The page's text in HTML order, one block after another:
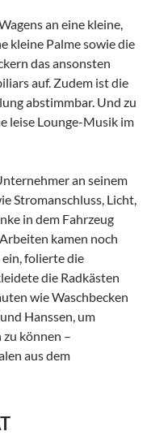
an eine kleine,
kleine Palme sowie die
das ansonsten
auf. Zudem ist die
abstimmbar. Und zu
leise Lounge-Musik im
an seinem
Stromanschluss, Licht,
in dem Fahrzeug
kamen noch
ein, folierte die
die Radkästen
wie Waschbecken
Hanssen, um
können –
aus dem